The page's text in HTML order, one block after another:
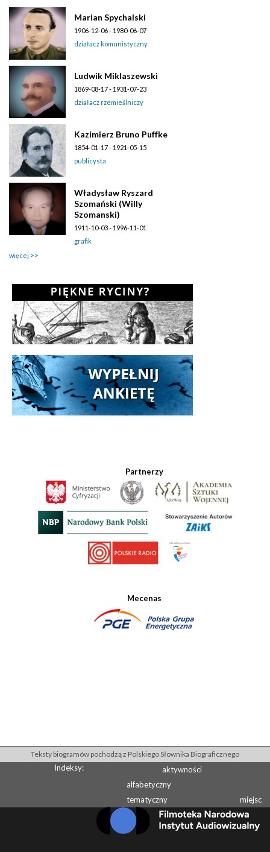
Marian Spychalski
1906-12-06 - 1980-06-07
działacz komunistyczny
Ludwik Miklaszewski
1869-08-17 - 1931-07-23
działacz rzemieślniczy
Kazimierz Bruno Puffke
1854-01-17 - 1921-05-15
publicysta
Władysław Ryszard
Szomański (Willy
Szomanski)
1911-10-03 - 1996-11-01
grafik
więcej
Partnerzy
Mecenas
Teksty biogramów pochodzą z Polskiego Słownika Biograficznego
Indeksy:
aktywności
alfabetyczny
tematyczny
miejsc